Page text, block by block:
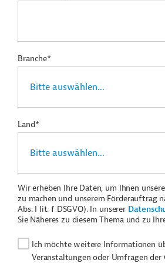
Branche*
Land*
Wir erheben Ihre Daten, um Ihnen
zu machen und unserem Förderauftrag
Abs. I lit. f DSGVO). In unserer
Sie Näheres zu diesem Thema und zu
Ich möchte weitere Informationen
Veranstaltungen oder Umfragen der